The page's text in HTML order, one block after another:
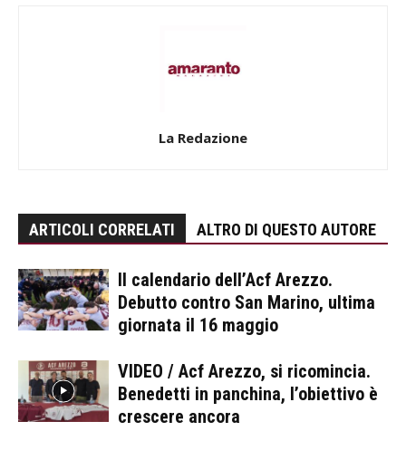
La Redazione
ARTICOLI CORRELATI ALTRO DI QUESTO AUTORE
Il calendario dell’Acf Arezzo.
Debutto contro San Marino, ultima
giornata il 16 maggio
VIDEO / Acf Arezzo, si ricomincia.
Benedetti in panchina, l’obiettivo è
crescere ancora